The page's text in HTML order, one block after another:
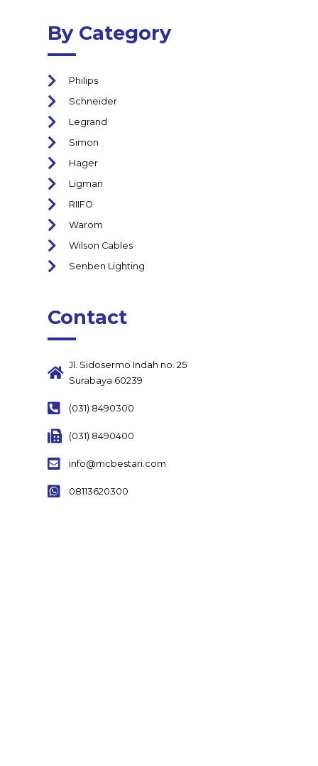
By Category
Philips
Schneider
Legrand
Simon
Hager
Ligman
RIIFO
Warom
Wilson Cables
Senben Lighting
Contact
Jl. Sidosermo Indah no. 25
Surabaya 60239
(031) 8490300
(031) 8490400
info@mcbestari.com
08113620300